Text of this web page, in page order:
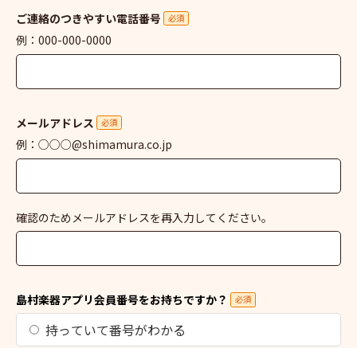
ご連絡のつきやすい電話番号 必須
例：000-000-0000
メールアドレス 必須
例：○○○@shimamura.co.jp
確認のためメールアドレスを再入力してください。
島村楽器アプリ会員番号をお持ちですか？ 必須
持っていて番号がわかる